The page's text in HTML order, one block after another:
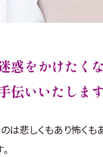
惑をかけたくな
伝いいたします
は悲しくもあり怖く